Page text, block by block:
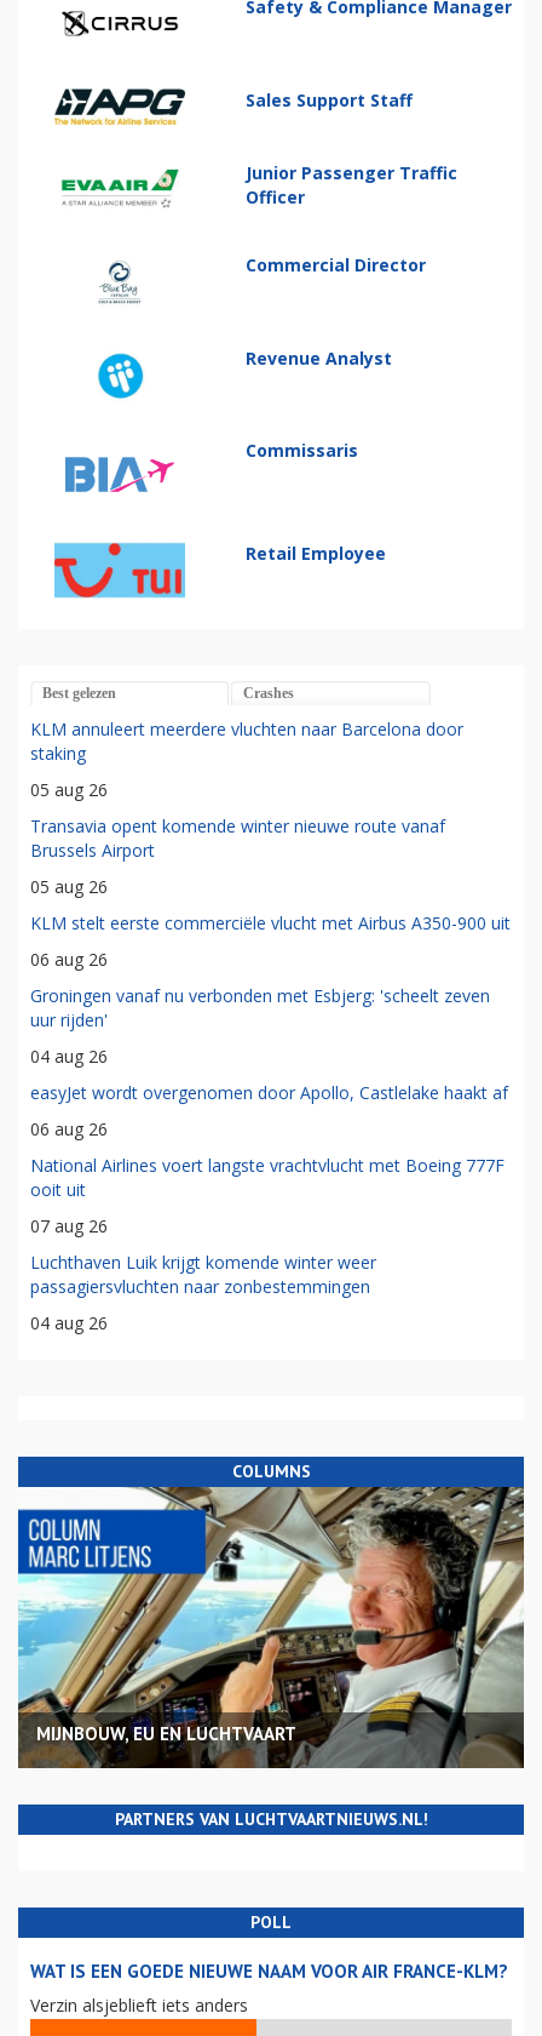
Safety & Compliance Manager
Sales Support Staff
Junior Passenger Traffic
Officer
Commercial Director
Revenue Analyst
Commissaris
Retail Employee
Best gelezen Crashes
KLM annuleert meerdere vluchten naar Barcelona door
staking
05 aug 26
Transavia opent komende winter nieuwe route vanaf
Brussels Airport
05 aug 26
KLM stelt eerste commerciële vlucht met Airbus A350-900 uit
06 aug 26
Groningen vanaf nu verbonden met Esbjerg: 'scheelt zeven
uur rijden'
04 aug 26
easyJet wordt overgenomen door Apollo, Castlelake haakt af
06 aug 26
National Airlines voert langste vrachtvlucht met Boeing 777F
ooit uit
07 aug 26
Luchthaven Luik krijgt komende winter weer
passagiersvluchten naar zonbestemmingen
04 aug 26
COLUMNS
MIJNBOUW, EU EN LUCHTVAART
PARTNERS VAN LUCHTVAARTNIEUWS.NL!
POLL
WAT IS EEN GOEDE NIEUWE NAAM VOOR AIR FRANCE-KLM?
Verzin alsjeblieft iets anders